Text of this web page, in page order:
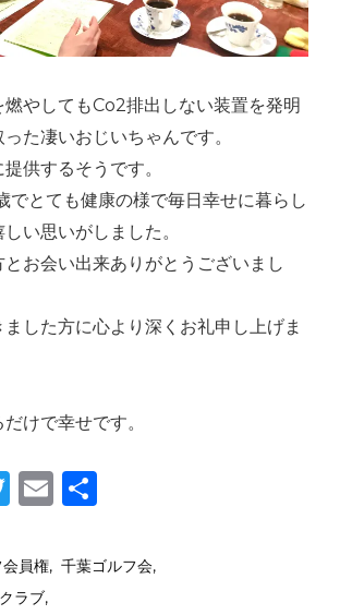
燃やしてもCo2排出しない装置を発明
た凄いおじいちゃんです。
供するそうです。
でとても健康の様で毎日幸せに暮らし
い思いがしました。
お会い出来ありがとうございまし
ました方に心より深くお礼申し上げま
けで幸せです。
T
it
te
E
ai
員権
千葉ゴルフ会
ラブ